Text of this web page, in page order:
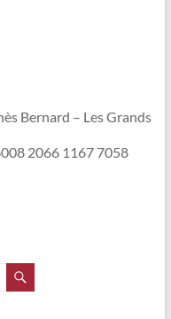
Bernard – Les Grands
2066 1167 7058